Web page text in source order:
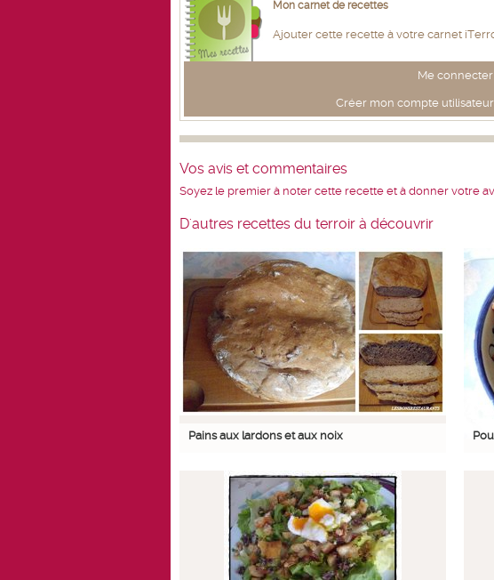
Mon carnet de recettes
Ajouter cette recette à votre carnet
Me connecter
Créer mon compte
Vos avis et commentaires
Soyez le premier à noter cette recette et à donner votre
D'autres recettes du terroir à découvrir
Pains aux lardons et aux noix